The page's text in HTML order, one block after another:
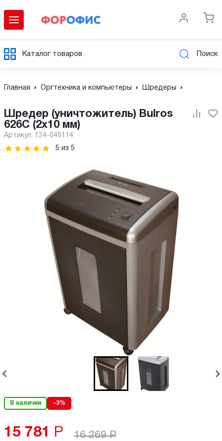
Каталог товаров Поиск
Главная Оргтехника и компьютеры Шредеры
Шредер (уничтожитель) Bulros
626C (2x10 мм)
Артикул: 124-046114
5 из 5
В наличии -3%
15 781 Р 16 269 Р